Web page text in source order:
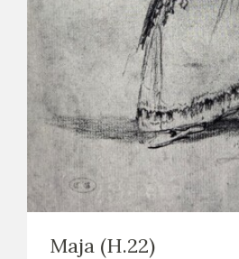
Maja (H.22)